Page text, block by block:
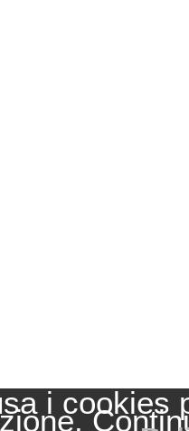
i cookies